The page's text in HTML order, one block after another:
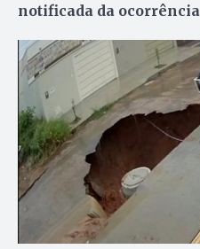
notificada da ocorrência